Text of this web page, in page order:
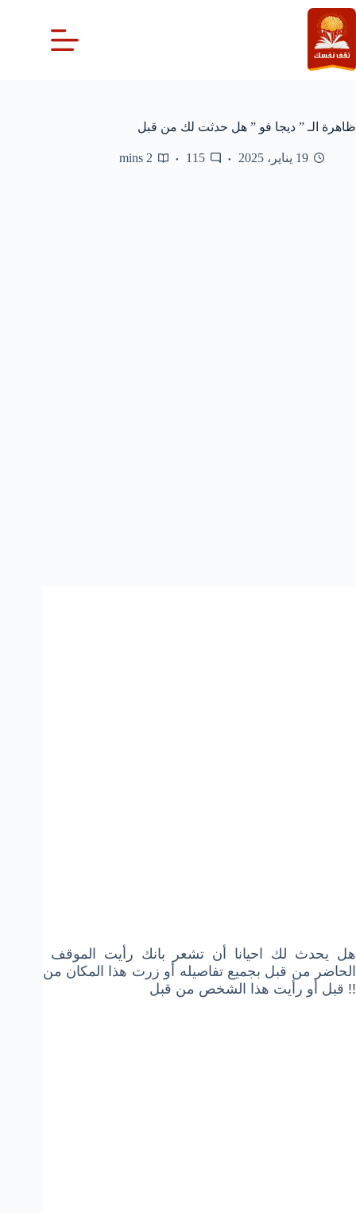
التجاوز
إلى
المحتوى
ظاهرة الـ ” ديجا فو ” هل حدثت لك من قبل
19 يناير، 2025 115
2 mins
الحاضر من قبل بجميع تفاصيله أو زرت هذا المكان من
قبل أو رأيت هذا الشخص من قبل !!